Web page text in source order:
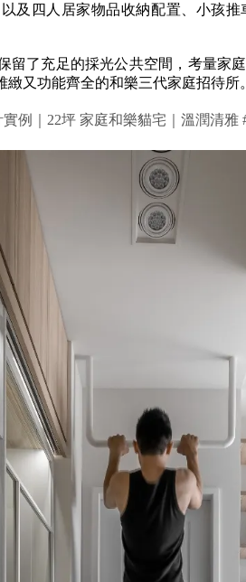
及四人居家物品收納配置、小孩
留了充足的採光公共空間，考量家
又功能齊全的和樂三代家庭招待所。
例｜22坪 家庭和樂貓宅｜溫潤清雅